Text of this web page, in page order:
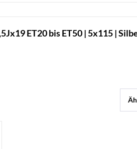
ET20 bis ET50 | 5x115 |